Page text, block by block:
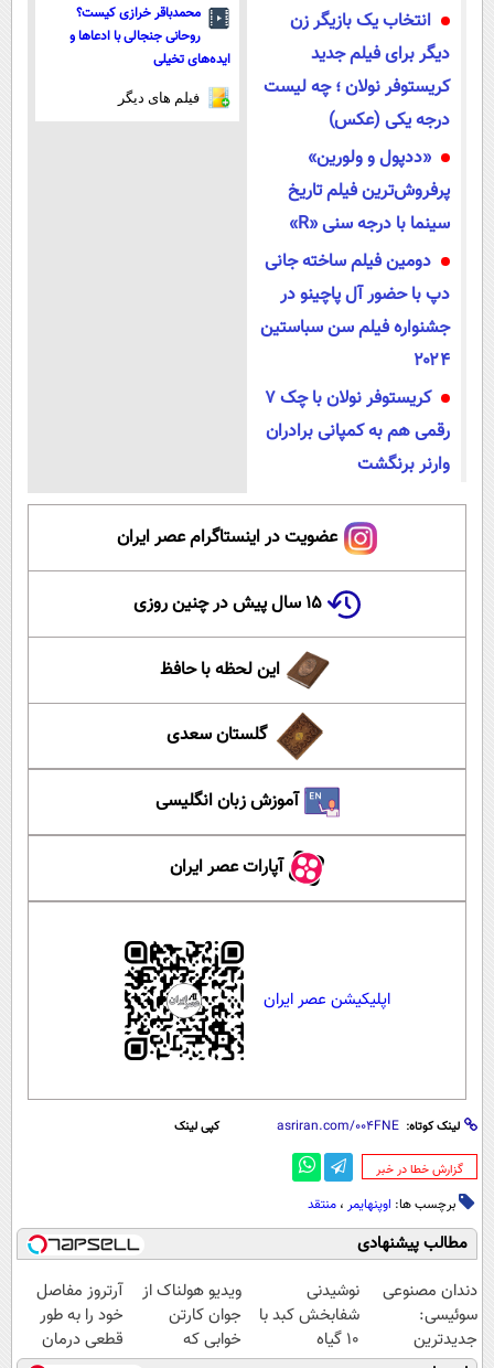
انتخاب یک بازیگر زن
دیگر برای فیلم جدید
کریستوفر نولان ؛ چه لیست
درجه یکی (عکس)
«ددپول و ولورین»
پرفروش‌ترین فیلم تاریخ
سینما با درجه سنی «R»
دومین فیلم ساخته جانی
دپ با حضور آل پاچینو در
جشنواره فیلم سن سباستین
۲۰۲۴
کریستوفر نولان با چک ۷
رقمی هم به کمپانی برادران
وارنر برنگشت
محمدباقر خرازی کیست؟
روحانی جنجالی با ادعاها و
ایده‌های تخیلی
فیلم های دیگر
عضویت در اینستاگرام عصر ایران
۱۵ سال پیش در چنین روزی
این لحظه با حافظ
گلستان سعدی
آموزش زبان انگلیسی
آپارات عصر ایران
اپلیکیشن عصر ایران
لینک کوتاه: کپی لینک
‌گزارش خطا در خبر
برچسب ها: اوپنهایمر ، منتقد
مطالب پیشنهادی
دندان مصنوعی
سوئیسی:
جدیدترین
نوشیدنی
شفابخش کبد با
10 گیاه
ویدیو هولناک از
جوان کارتن
خوابی که
آرتروز مفاصل
خود را به طور
قطعی درمان